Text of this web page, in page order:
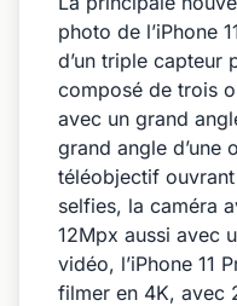
photo de l’iPhone
d’un triple capteur
composé de trois
avec un grand
grand angle d’une
téléobjectif
selfies, la caméra
12Mpx aussi avec
vidéo, l’iPhone 11
filmer en 4K, avec